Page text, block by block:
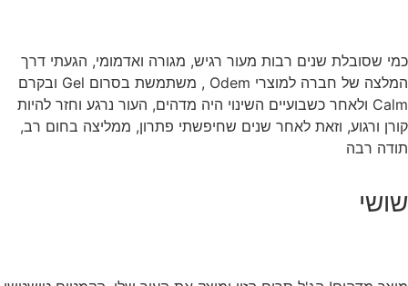
כמי שסובלת שנים רבות מעור רגיש, מגורה ואדמומי, הגעתי דרך
המלצה של חברה למוצרי Odem , משתמשת בסרום Gel ובקרם
Calm ולאחר כשבועיים השינוי היה מדהים, העור נרגע וחזר להיות
קורן ורגוע, וזאת לאחר שנים שחיפשתי פתרון, ממליצה בחום רב,
תודה רבה
שושי